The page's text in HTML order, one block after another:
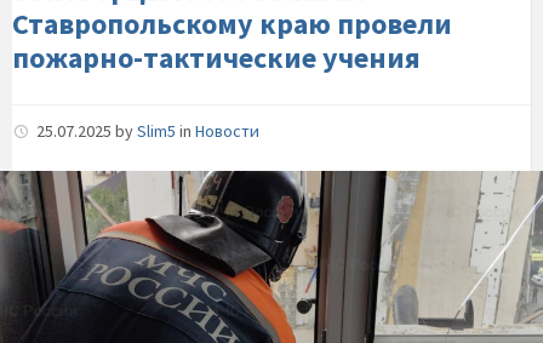
учения
Ставропольскому краю провели
пожарно-тактические учения
25.07.2025 bySlim5 in Новости
В-
Саратове-
пожарно-
спасательные-
подразделения-
МЧС-